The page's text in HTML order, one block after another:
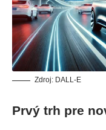
Zdroj: DALL-E
Prvý trh pre